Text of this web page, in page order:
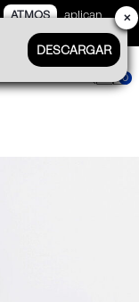
ATMOS
aplican
0
DESCARGAR
✕